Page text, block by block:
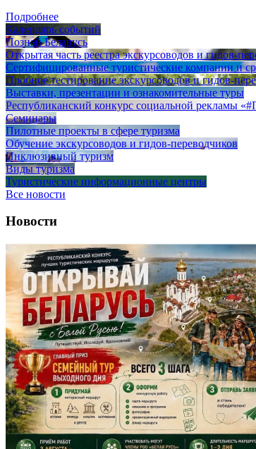
Подробнее
Календарь событий
Познай Беларусь
Открытая часть реестра экскурсоводов и гидов-
Сертифицированные туристические компании и
Пробное тестирование экскурсоводов и гидов-
Выставки, презентации и ознакомительные туры
Республиканский конкурс социальной рекламы
Семинары
Пилотные проекты в сфере туризма
Обучение экскурсоводов и гидов-переводчиков
Инклюзивный туризм
Виды туризма
Туристические информационные центры
Все новости
Новости